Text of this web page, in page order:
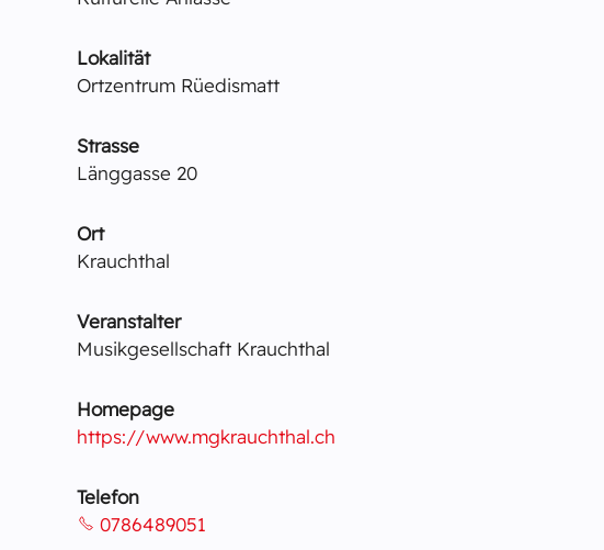
Lokalität
Ortzentrum Rüedismatt
Strasse
Länggasse 20
Ort
Krauchthal
Veranstalter
Musikgesellschaft Krauchthal
Homepage
https://www.mgkrauchthal.ch
Telefon
0786489051